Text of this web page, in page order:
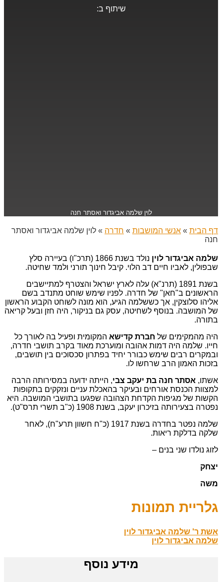
שיתוף ב:
לוין שלמה אביגדור ואסתר חנה
דף הבית » אנשי המושבות » חדרה » לוין שלמה אביגדור ואסתר
חנה
שלמה אביגדור לוין
נולד בשנת 1866 (תרכ"ו) בעיירה סלץ
שבפולין, לאביו חיים דב הלוי. קיבל חינוך תורני ולמד שחיטה.
בשנת 1891 (תרנ"א) עלה לארץ ישראל והצטרף למתיישבים
הראשונים ב"חאן" של חדרה. לפניו שימש שוחט מתנדב בשם
אליהו סלוצקין, אך כששלמה הגיע, הוא מונה לשוחט הקבוע הראשון
של המושבה. בנוסף לשחיטה, עסק גם בניקור, היה חזן ובעל קריאה
בתורה.
היה מהמקימים של חברת קדישא המקומית ופעיל בה לאורך כל
חייו. שלמה היה דמות אהובה ומוערכת מאוד בקרב תושבי חדרה,
ובמקרים רבים שימש כבורר יחיד בפתרון סכסוכים בין תושבים,
בזכות האמון הרב שרחשו לו.
אשתו, אסתר חנה בת יעקב צבי, הייתה ידועה במסירותה הרבה
למצוות הכנסת אורחים ובעיקר בהאכלת עניים ונזקקים בתקופות
הקשות של מגיפות הקדחת הצהובה שפגעו בתושבי המושבה. היא
נפטרה בצעירותה בזיכרון יעקב, בשנת 1908 (כ"ב תשרי תרס"ט).
שלמה נפטר בחדרה בשנת 1917 (כ"ח חשוון תרע"ח), לאחר
שלקה בדלקת ריאות.
לזוג נולדו שני בנים –
יצחק
משה
גלריית תמונות
אשת ר' שלמה אביגדור לוין
שלמה אביגדור לוין
מידע נוסף